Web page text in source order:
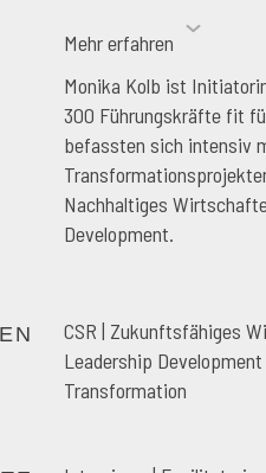
Mehr erfahren
Monika Kolb ist
300 Führungskräfte fit
befassten sich intensiv
Nachhaltiges
Development.
CSR | Zukunftsfähiges
Leadership
Transformation